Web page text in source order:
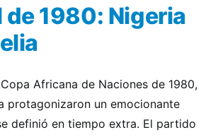
de 1980: Nigeria
Africana de Naciones de 1980,
protagonizaron un emocionante
definió en tiempo extra. El partido